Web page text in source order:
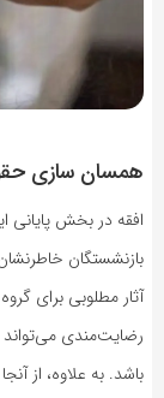
همسان سازی
افقه در بخش
بازنشستگان
آثار مطلوبی برای
رضایت‌مندی می‌تواند
باشد. به علاوه، از